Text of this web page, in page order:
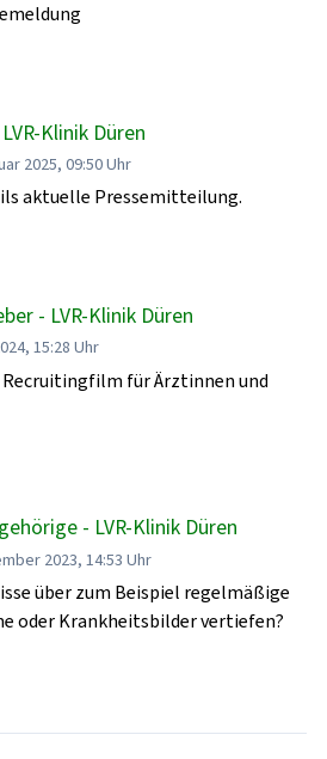
Klinik Düren
2025, 09:50 Uhr
aktuelle Pressemitteilung.
- LVR-Klinik Düren
15:28 Uhr
Recruitingfilm für Ärztinnen und
- LVR-Klinik Düren
2023, 14:53 Uhr
über zum Beispiel regelmäßige
oder Krankheitsbilder vertiefen?